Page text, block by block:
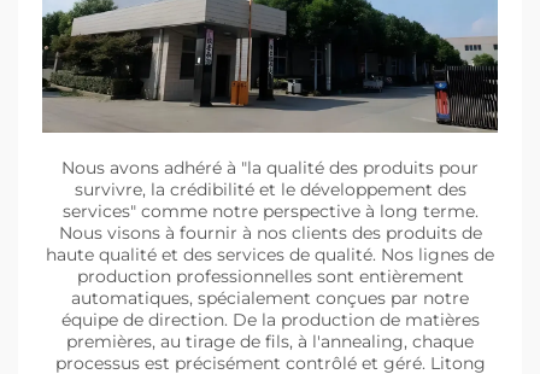
Nous avons adhéré à "la qualité des produits pour
survivre, la crédibilité et le développement des
services" comme notre perspective à long terme.
Nous visons à fournir à nos clients des produits de
haute qualité et des services de qualité. Nos lignes de
production professionnelles sont entièrement
automatiques, spécialement conçues par notre
équipe de direction. De la production de matières
premières, au tirage de fils, à l'annealing, chaque
processus est précisément contrôlé et géré. Litong